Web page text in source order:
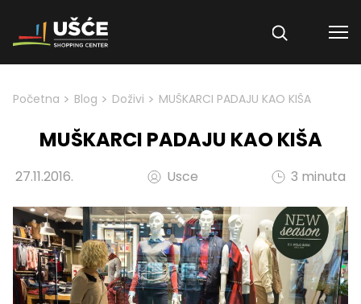
Skip to content
Početna > Blog > Doživi > MUŠKARCI PADAJU KAO KIŠA
MUŠKARCI PADAJU KAO KIŠA
27.11.2016. Usce 3 minuta